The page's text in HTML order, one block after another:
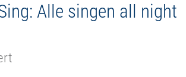
Alle singen all night